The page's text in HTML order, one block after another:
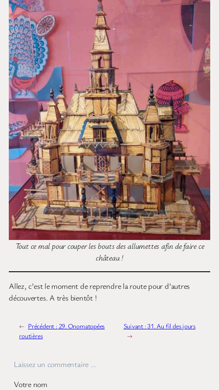
Tout ce mal pour couper les bouts des allumettes afin de faire ce
château !
Allez, c’est le moment de reprendre la route pour d’autres
découvertes. A très bientôt !
← Précédent : 29. Onomatopées
routières
Suivant :31. Au fil des jours
→
Laissez un commentaire …
Votre nom